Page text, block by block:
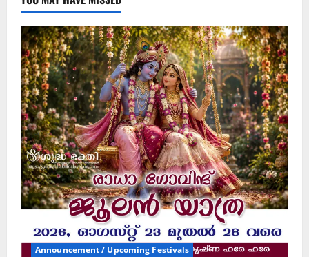
Announcement / Upcoming Festivals